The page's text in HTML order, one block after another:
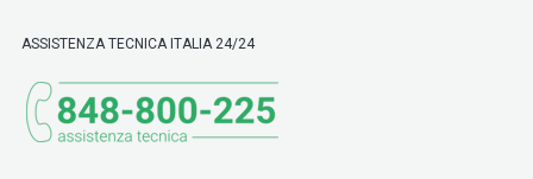
ASSISTENZA TECNICA ITALIA 24/24